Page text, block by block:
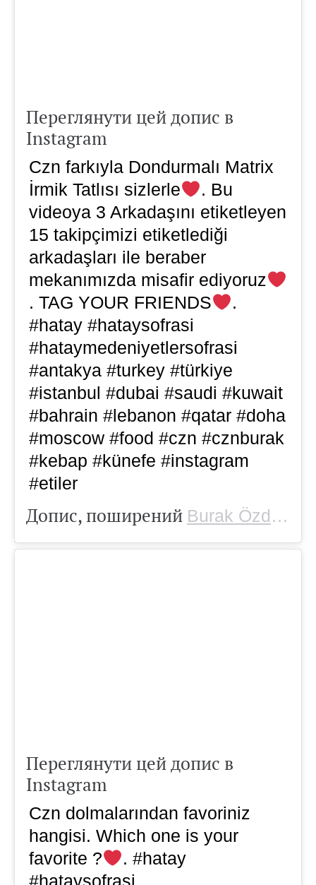
Переглянути цей допис в
Instagram
Czn farkıyla Dondurmalı Matrix
İrmik Tatlısı sizlerle
. Bu
videoya 3 Arkadaşını etiketleyen
15 takipçimizi etiketlediği
arkadaşları ile beraber
mekanımızda misafir ediyoruz
. TAG YOUR FRIENDS
.
#hatay #hataysofrasi
#hataymedeniyetlersofrasi
#antakya #turkey #türkiye
#istanbul #dubai #saudi #kuwait
#bahrain #lebanon #qatar #doha
#moscow #food #czn #cznburak
#kebap #künefe #instagram
#etiler
Допис, поширений Burak Özdemir
Переглянути цей допис в
Instagram
Czn dolmalarından favoriniz
hangisi. Which one is your
favorite ?
. #hatay
#hataysofrasi